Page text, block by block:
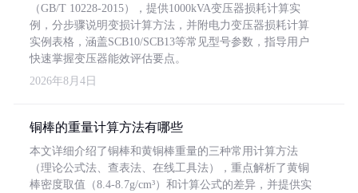
（GB/T 10228-2015），提供1000kVA变压器损耗计算实
例，分步骤说明变损计算方法，并附电力变压器损耗计算
实例表格，涵盖SCB10/SCB13等常见型号参数，指导用户
快速掌握变压器能效评估要点。
2026年8月4日
铜棒的重量计算方法有哪些
本文详细介绍了铜棒和黄铜棒重量的三种常用计算方法
（理论公式法、查表法、在线工具法），重点解析了黄铜
棒密度取值（8.4-8.7g/cm³）和计算公式的差异，并提供实